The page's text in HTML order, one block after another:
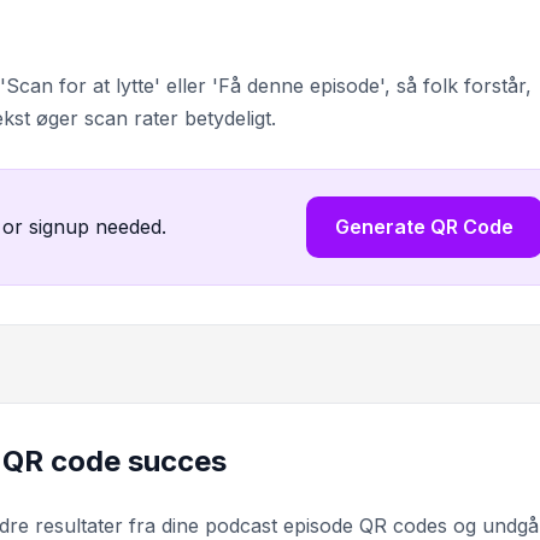
for at lytte' eller 'Få denne episode', så folk forstår,
øger scan rater betydeligt.
signup needed. Generate QR Code
code succes
resultater fra dine podcast episode QR codes og undgå